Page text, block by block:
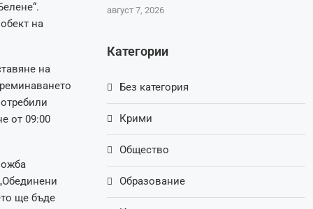
на
на
от 09:00
ще бъде
август 7, 2026
Категории
Без категория
Крими
Общество
Образование